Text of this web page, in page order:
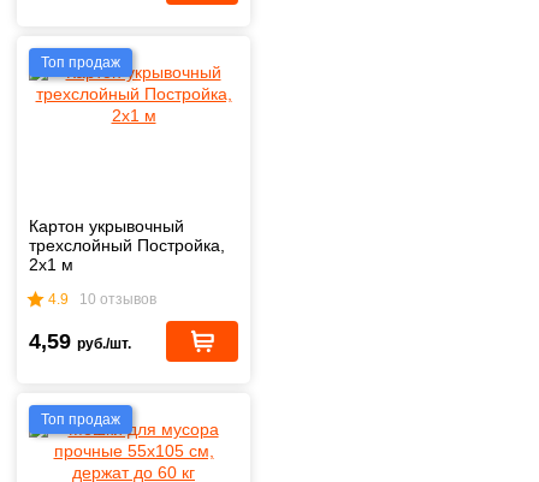
Топ продаж
Картон укрывочный
трехслойный Постройка,
2х1 м
4.9 10 отзывов
4,59 руб./шт.
Топ продаж